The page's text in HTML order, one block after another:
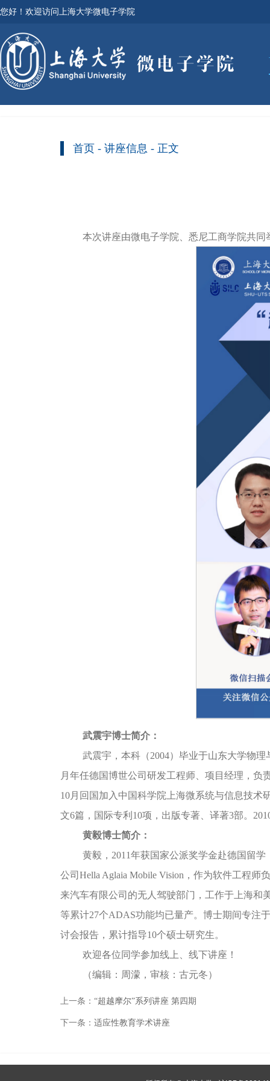
您好！欢迎访问上海大学微电子学院
首页 - 讲座信息 - 正文
本次讲座由微电子学院、悉尼工商学院共同
武震宇博士简介：
武震宇，本科（2004）毕业于山东大学物
月年任德国博世公司研发工程师、项目经理，负
10月回国加入中国科学院上海微系统与信息技术
文6篇，国际专利10项，出版专著、译著3部。
黄毅博士简介：
黄毅，2011年获国家公派奖学金赴德国留
公司Hella Aglaia Mobile Vision，作为软件工程
来汽车有限公司的无人驾驶部门，工作于上海和
等累计27个ADAS功能均已量产。博士期间专注
讨会报告，累计指导10个硕士研究生。
欢迎各位同学参加线上、线下讲座！
（编辑：周濛，审核：古元冬）
上一条： “超越摩尔”系列讲座 第四期
下一条： 适应性教育学术讲座